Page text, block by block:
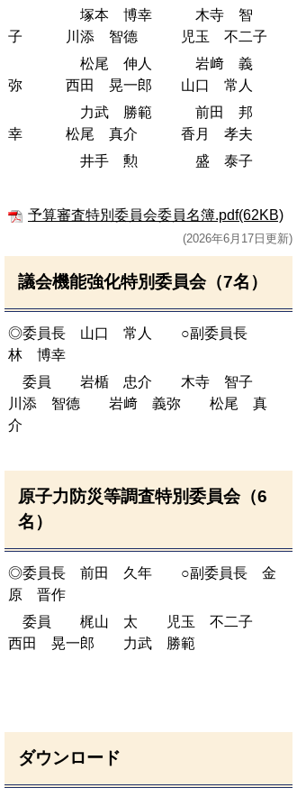
塚本 博幸 木寺 智
子 川添 智德 児玉 不二子
松尾 伸人 岩﨑 義
弥 西田 晃一郎 山口 常人
力武 勝範 前田 邦
幸 松尾 真介 香月 孝夫
井手 勲 盛 泰子
予算審査特別委員会委員名簿.pdf(62KB)
(2026年6月17日更新)
議会機能強化特別委員会（7名）
◎委員長 山口 常人 ○副委員長
林 博幸
委員 岩楯 忠介 木寺 智子
川添 智德 岩﨑 義弥 松尾 真
介
原子力防災等調査特別委員会（6
名）
◎委員長 前田 久年 ○副委員長 金
原 晋作
委員 梶山 太 児玉 不二子
西田 晃一郎 力武 勝範
ダウンロード